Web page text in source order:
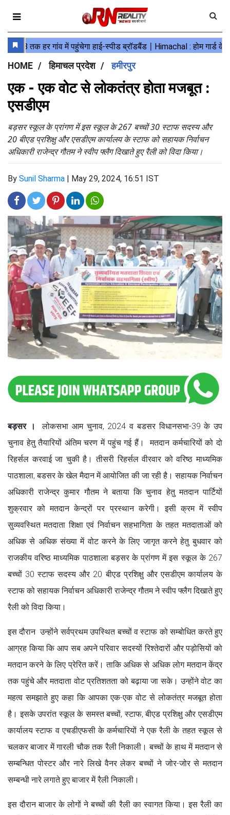
HOME हिमाचल प्रदेश हमीरपुर
एक - एक वोट से लोकतंत्र होता मजबूत :
एसडीएम
बड़सर स्कूल के प्रांगण में इस स्कूल के 267 बच्चों 30 स्टाफ सदस्य और
20 बीएड प्रशिक्षु और एसडीएम कार्यालय के स्टाफ को सहायक निर्वाचन
अधिकारी राजेन्द्र गौतम ने स्वीप फ्लैग दिखाते हुए रैली को विदा किया।
By Sunil Sharma | May 29, 2024, 16:51 IST
बड़सर ।
लोकसभा आम चुनाव, 2024 व बडसर विधानसभा-39 के उप
चुनाव हेतु तैयारियों अंतिम चरण में पहुंच गई हैं। मतदान कर्मचारियों को दो
रिहर्सल करवाई जा चुकी है। तीसरी रिहर्सल वीरवार को वरिष्ठ माध्यमिक
पाठशाला, बडसर के खेल मैदान में आयोजित की जा रही है। सहायक निर्वाचन
अधिकारी राजेन्द्र कुमार गौतम ने बताया कि चुनाव हेतु मतदान पार्टियों
शुक्रवार को मतदान केन्द्रों पर प्रस्थान करेगी। इसी क्रम में स्वीप
सुव्यवस्थित मतदाता शिक्षा एवं निर्वाचन सहभागिता के तहत मतदाताओं को
अधिक से अधिक संख्या में वोट करने के लिए जागृत करने हेतु बुधवार को
राजकीय वरिष्ठ माध्यमिक पाठशाला बड़सर के प्रांगण में इस स्कूल के 267
बच्चों 30 स्टाफ सदस्य और 20 बीएड प्रशिक्षु और एसडीएम कार्यालय के
स्टाफ को सहायक निर्वाचन अधिकारी राजेन्द्र गौतम ने स्वीप फ्लैग दिखाते हुए
रैली को विदा किया।
इस दौरान उन्होंने सर्वप्रथम उपस्थित बच्चों व स्टाफ को सम्बोधित करते हुए
आग्रह किया कि आप सब अपने परिवार सदस्यों रिश्तेदारों और पड़ोसियों को
मतदान करने के लिए प्रेरित करें। ताकि अधिक से अधिक लोग मतदान केंद्र
तक पहुंचे और मतदाता वोट प्रतिशतता को बढ़ाया जा सके। उन्होंने वोट का
महत्व समझाते हुए कहा कि आपका एक-एक वोट से लोकतंत्र मजबूत होता
है। इसके उपरांत स्कूल के समस्त बच्चों, स्टाफ, बीएड प्रशिक्षु और एसडीएम
कार्यालय स्टाफ व एचडीएफसी के कर्मचारियों ने एक रैली के तहत स्कूल से
चलकर बाजार में गारली चौक तक रैली निकाली। बच्चों के हाथ में मतदान से
सम्बन्धित पोस्टर और नारे लिखे वैनर लेकर बच्चों ने जोर-जोर से मतदान
सम्बन्धी नारे लगाते हुए बाजार में रैली निकाली।
इस दौरान बाजार के लोगों ने बच्चों की रैली का स्वागत किया। इस रैली का